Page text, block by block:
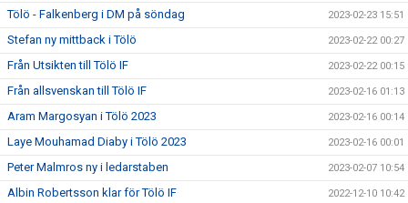
Tölö - Falkenberg i DM på söndag 2023-02-23 15:51
Stefan ny mittback i Tölö 2023-02-22 00:27
Från Utsikten till Tölö IF 2023-02-22 00:15
Från allsvenskan till Tölö IF 2023-02-16 01:13
Aram Margosyan i Tölö 2023 2023-02-16 00:14
Laye Mouhamad Diaby i Tölö 2023 2023-02-16 00:01
Peter Malmros ny i ledarstaben 2023-02-07 10:54
Albin Robertsson klar för Tölö IF 2022-12-10 10:42